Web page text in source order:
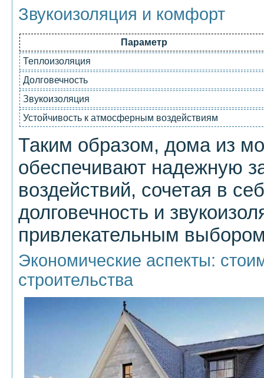
Звукоизоляция и комфорт
Параметр
Теплоизоляция
Долговечность
Звукоизоляция
Устойчивость к атмосферным воздействиям
Таким образом, дома из
обеспечивают надежную
воздействий, сочетая в
долговечность и
привлекательным
Экономические аспекты:
строительства